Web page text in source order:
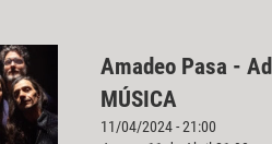
Amadeo Pasa -
MÚSICA
11/04/2024 - 21:00